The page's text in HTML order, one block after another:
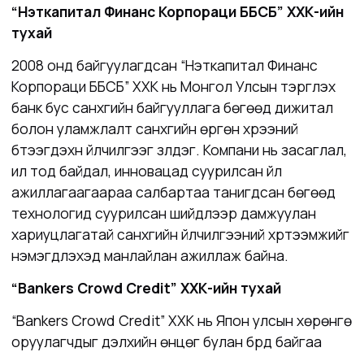
“Нэткапитал Финанс Корпораци ББСБ” ХХК-ийн
тухай
2008 онд байгуулагдсан “Нэткапитал Финанс
Корпораци ББСБ” ХХКнь Монгол Улсын тэргүүлэх
банк бус санхүүгийн байгууллага бөгөөд дижитал
болон уламжлалт санхүүгийн өргөн хүрээний
бүтээгдэхүүн үйлчилгээг үзүүлдэг. Компани нь засаглал,
ил тод байдал, инновацад суурилсан үйл
ажиллагаагаараа салбартаа танигдсан бөгөөд
технологид суурилсан шийдлээр дамжуулан
хариуцлагатай санхүүгийн үйлчилгээний хүртээмжийг
нэмэгдүүлэхэд манлайлан ажиллаж байна.
“Bankers Crowd Credit” ХХК-ийн тухай
“Bankers Crowd Credit” ХХКнь Япон улсын хөрөнгө
оруулагчдыг дэлхийн өнцөг булан бүрд байгаа